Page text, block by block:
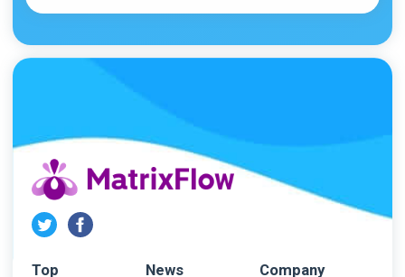
Top News Company